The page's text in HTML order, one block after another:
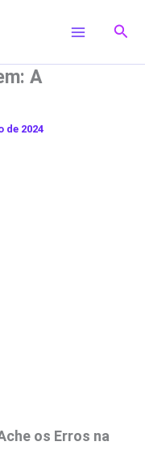
A
de 2024
os Erros na